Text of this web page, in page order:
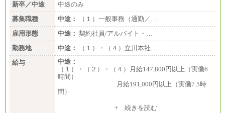
新卒／中途
中途のみ
募集職種
中途：
（１）一般事務（通勤／…
雇用形態
中途： 契約社員/アルバイト・…
勤務地
中途：
（１）・（４）立川本社…
給与
中途：
（１）・（２）・（４）月給147,800円以上（実働6
時間）
月給191,000円以上（実働7.5時
間）
（３）月給191,000円以上（実働7.5時間）
+ 続きを読む